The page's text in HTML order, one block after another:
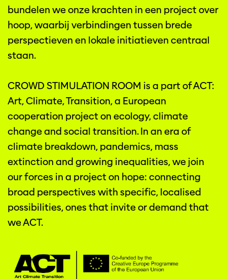
bundelen we onze krachten in een project over
hoop, waarbij verbindingen tussen brede
perspectieven en lokale initiatieven centraal
staan.
CROWD STIMULATION ROOM is a part of ACT:
Art, Climate, Transition, a European
cooperation project on ecology, climate
change and social transition. In an era of
climate breakdown, pandemics, mass
extinction and growing inequalities, we join
our forces in a project on hope: connecting
broad perspectives with specific, localised
possibilities, ones that invite or demand that
we ACT. ​​